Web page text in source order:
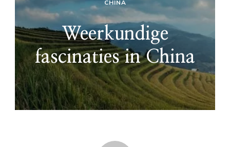
CHINA
Weerkundige
fascinaties in China